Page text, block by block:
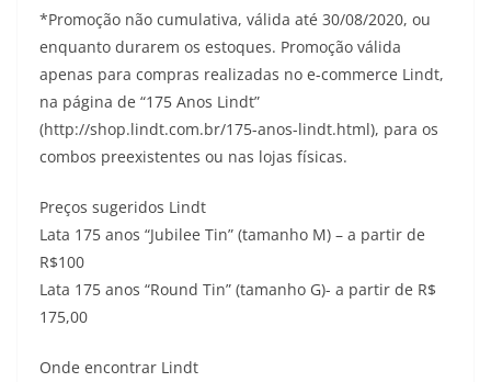
*Promoção não cumulativa, válida até 30/08/2020, ou
enquanto durarem os estoques. Promoção válida
apenas para compras realizadas no e-commerce Lindt,
na página de “175 Anos Lindt”
(http://shop.lindt.com.br/175-anos-lindt.html), para os
combos preexistentes ou nas lojas físicas.
Preços sugeridos Lindt
Lata 175 anos “Jubilee Tin” (tamanho M) – a partir de
R$100
Lata 175 anos “Round Tin” (tamanho G)- a partir de R$
175,00
Onde encontrar Lindt